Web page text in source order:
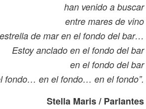
han venido a buscar
entre mares de vino
de mar en el fondo del bar…
Estoy anclado en el fondo del bar
en el fondo del bar
fondo… en el fondo… en el fondo”.
Stella Maris / Parlantes